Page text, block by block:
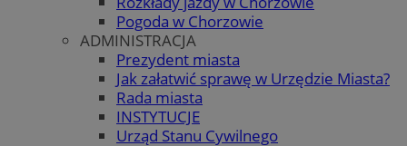
Pogoda w Chorzowie
ADMINISTRACJA
Prezydent miasta
Jak załatwić sprawę w Urzędzie Miasta?
Rada miasta
INSTYTUCJE
Urząd Stanu Cywilnego